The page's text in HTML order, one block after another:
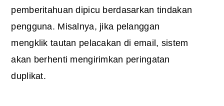
pemberitahuan dipicu berdasarkan tindakan
pengguna. Misalnya, jika pelanggan
mengklik tautan pelacakan di email, sistem
akan berhenti mengirimkan peringatan
duplikat.